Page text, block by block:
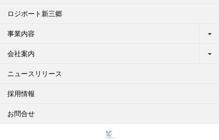
ロジポート新三郷
事業内容
会社案内
ニュースリリース
採用情報
お問合せ